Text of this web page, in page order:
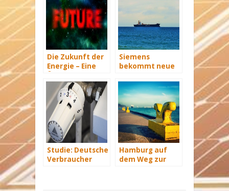
Die Zukunft der
Energie – Eine
Siemens
bekommt neue
Schiffe
Studie: Deutsche
Verbraucher
Hamburg auf
dem Weg zur